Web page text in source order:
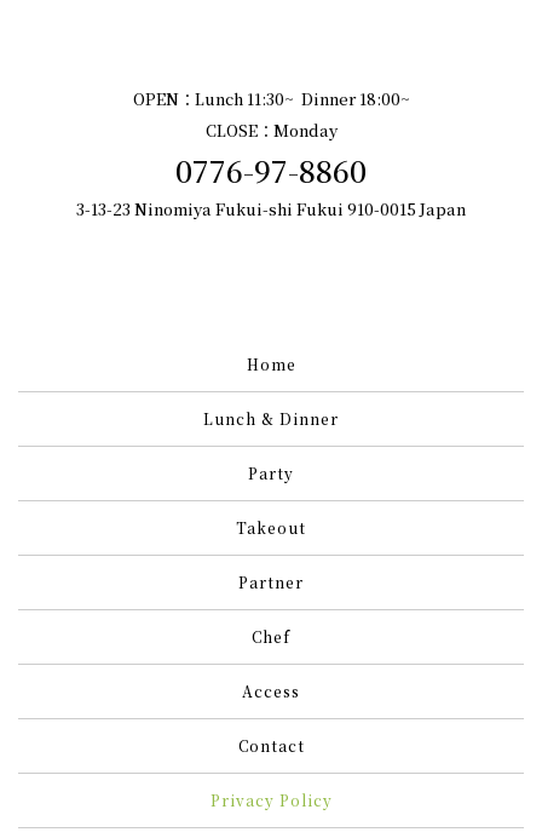
OPEN：Lunch 11:30~ Dinner 18:00~
CLOSE：Monday
0776-97-8860
3-13-23 Ninomiya Fukui-shi Fukui 910-0015 Japan
Home
Lunch & Dinner
Party
Takeout
Partner
Chef
Access
Contact
Privacy Policy